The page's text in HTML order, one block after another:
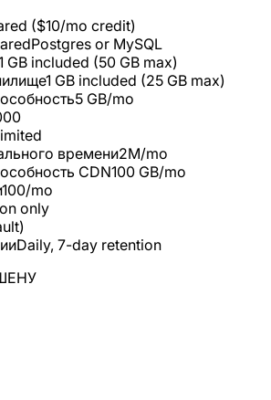
($10/mo credit)
Postgres or MySQL
GB included (50 GB max)
1 GB included (25 GB max)
5 GB/mo
времени2M/mo
CDN100 GB/mo
100/mo
only
Daily, 7-day retention